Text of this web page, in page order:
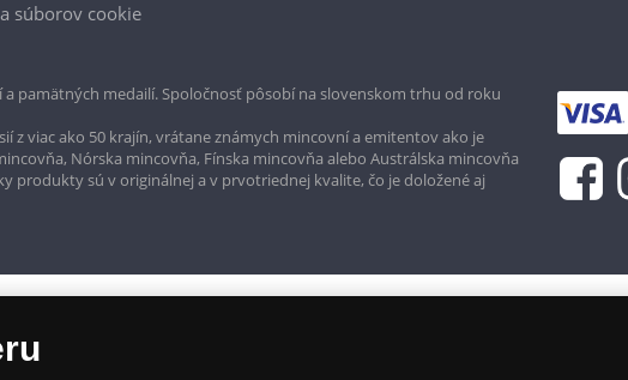
súborov cookie
pamätných medailí. Spoločnosť pôsobí na slovenskom trhu od roku
viac ako 50 krajín, vrátane známych mincovní a emitentov ako je
Nórska mincovňa, Fínska mincovňa alebo Austrálska mincovňa
produkty sú v originálnej a v prvotriednej kvalite, čo je doložené aj